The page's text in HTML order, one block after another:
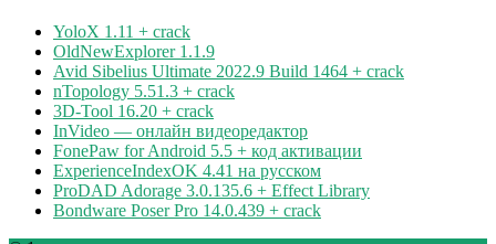
YoloX 1.11 + crack
OldNewExplorer 1.1.9
Avid Sibelius Ultimate 2022.9 Build 1464 + crack
nTopology 5.51.3 + crack
3D-Tool 16.20 + crack
InVideo — онлайн видеоредактор
FonePaw for Android 5.5 + код активации
ExperienceIndexOK 4.41 на русском
ProDAD Adorage 3.0.135.6 + Effect Library
Bondware Poser Pro 14.0.439 + crack